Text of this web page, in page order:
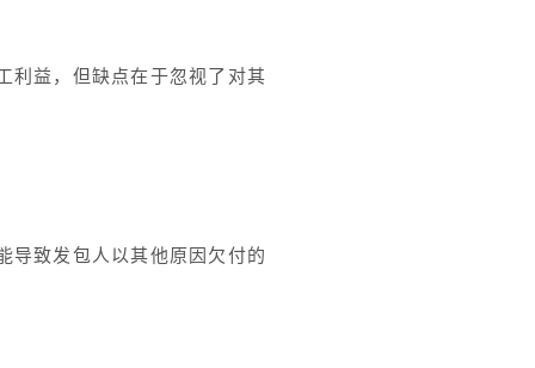
利益，但缺点在于忽视了对其
导致发包人以其他原因欠付的